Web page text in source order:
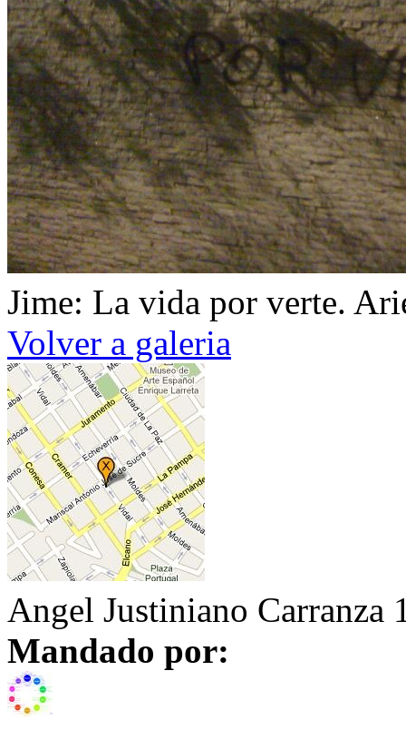
Jime: La vida por verte.
Volver a galeria
Angel Justiniano Carranza
Mandado por: